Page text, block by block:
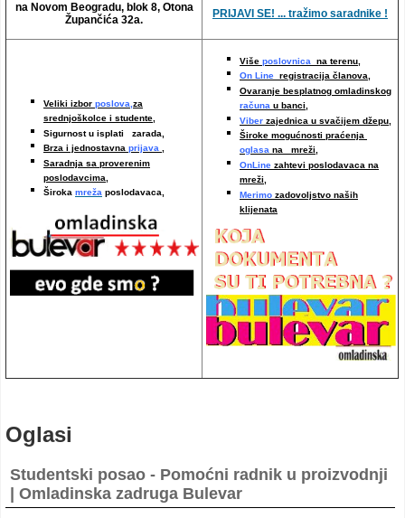
na Novom Beogradu, blok 8, Otona
Župančića 32a.
PRIJAVI SE! ... tražimo saradnike !
Veliki izbor poslova,za
srednjoškolce i studente,
Sigurnost u isplati zarada,
Brza i jednostavna prijava ,
Saradnja sa proverenim
poslodavcima,
Široka mreža poslodavaca,
Više poslovnica na terenu,
On Line registracija članova,
Ovaranje besplatnog omladinskog
računa u banci,
Viber zajednica u svačijem džepu,
Široke mogućnosti praćenja
oglasa na mreži,
OnLine zahtevi poslodavaca na
mreži,
Merimo zadovoljstvo naših
klijenata
Oglasi
Studentski posao - Pomoćni radnik u proizvodnji
| Omladinska zadruga Bulevar